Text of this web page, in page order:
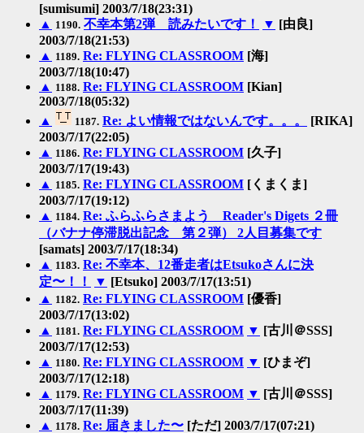
[sumisumi] 2003/7/18(23:31)
▲ 1190. 不幸本第2弾 読みたいです！ ▼ [由良]
2003/7/18(21:53)
▲ 1189. Re: FLYING CLASSROOM [海]
2003/7/18(10:47)
▲ 1188. Re: FLYING CLASSROOM [Kian]
2003/7/18(05:32)
▲
1187. Re: よい情報ではないんです。。。
[RIKA]
2003/7/17(22:05)
▲ 1186. Re: FLYING CLASSROOM [久子]
2003/7/17(19:43)
▲ 1185. Re: FLYING CLASSROOM [くまくま]
2003/7/17(19:12)
▲ 1184. Re: ふらふらさまよう Reader's Digets ２冊
（バナナ停滞脱出記念 第２弾） 2人目募集です
[samats] 2003/7/17(18:34)
▲ 1183. Re: 不幸本、12番走者はEtsukoさんに決
定〜！！
▼ [Etsuko] 2003/7/17(13:51)
▲ 1182. Re: FLYING CLASSROOM [優香]
2003/7/17(13:02)
▲ 1181. Re: FLYING CLASSROOM ▼ [古川＠SSS]
2003/7/17(12:53)
▲ 1180. Re: FLYING CLASSROOM ▼ [ひまぞ]
2003/7/17(12:18)
▲ 1179. Re: FLYING CLASSROOM ▼ [古川＠SSS]
2003/7/17(11:39)
▲ 1178. Re: 届きました〜 [ただ] 2003/7/17(07:21)